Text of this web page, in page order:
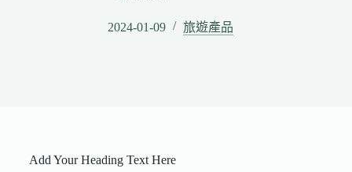
2024-01-09 旅遊產品
Add Your Heading Text Here